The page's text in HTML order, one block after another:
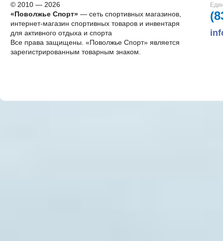
© 2010 — 2026
«Поволжье Спорт»— сеть спортивных магазинов,
интернет-магазин спортивных товаров и инвентаря
для активного отдыха и спорта
Все права защищены. «Поволжье Спорт» является
зарегистрированным товарным знаком.